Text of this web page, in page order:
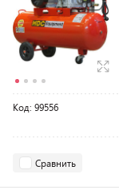
Код: 99556
Сравнить